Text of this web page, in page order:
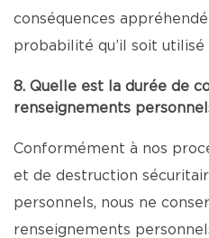
conséquences
probabilité qu’il soit
8. Quelle est la durée de
renseignements
Conformément à nos
et de destruction
personnels, nous ne
renseignements